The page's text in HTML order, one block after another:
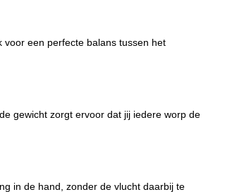
een perfecte balans tussen het
gewicht zorgt ervoor dat jij iedere worp de
in de hand, zonder de vlucht daarbij te